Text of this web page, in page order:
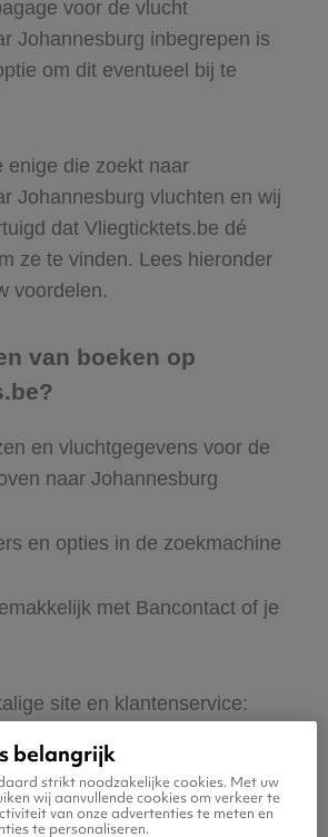
voor de vlucht
Johannesburg inbegrepen is
om dit eventueel bij te
enige die zoekt naar
Johannesburg vluchten en wij
dat Vliegticktets.be dé
ze te vinden. Lees hieronder
voordelen.
van boeken op
en vluchtgegevens voor de
naar Johannesburg
en opties in de zoekmachine
met Bancontact of je
site en klantenservice:
boeken en betalen
belangrijk
strikt noodzakelijke cookies. Met uw
wij aanvullende cookies om verkeer te
van onze advertenties te meten en
te personaliseren.